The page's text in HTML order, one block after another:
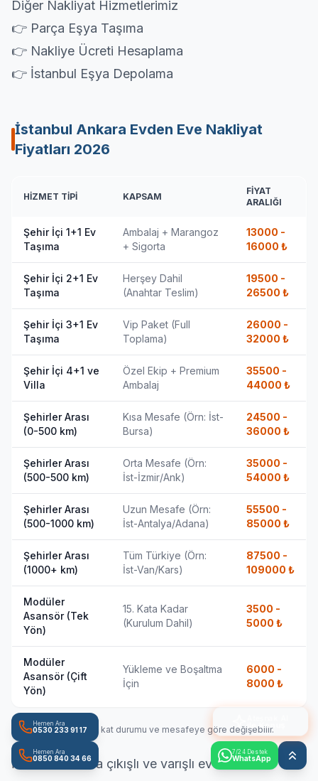
Diğer Nakliyat Hizmetlerimiz
👉 Parça Eşya Taşıma
👉 Nakliye Ücreti Hesaplama
👉 İstanbul Eşya Depolama
İstanbul Ankara Evden Eve Nakliyat
Fiyatları 2026
HIZMET TIPI KAPSAM
FIYAT
ARALIĞI
Şehir İçi 1+1 Ev
Taşıma
Ambalaj + Marangoz
+ Sigorta
13000 -
16000 ₺
Şehir İçi 2+1 Ev
Taşıma
Herşey Dahil
(Anahtar Teslim)
19500 -
26500 ₺
Şehir İçi 3+1 Ev
Taşıma
Vip Paket (Full
Toplama)
26000 -
32000 ₺
Şehir İçi 4+1 ve
Villa
Özel Ekip + Premium
Ambalaj
35500 -
44000 ₺
Şehirler Arası
(0-500 km)
Kısa Mesafe (Örn: İst-
Bursa)
24500 -
36000 ₺
Şehirler Arası
(500-500 km)
Orta Mesafe (Örn:
İst-İzmir/Ank)
35000 -
54000 ₺
Şehirler Arası
(500-1000 km)
Uzun Mesafe (Örn:
İst-Antalya/Adana)
55500 -
85000 ₺
Şehirler Arası
(1000+ km)
Tüm Türkiye (Örn:
İst-Van/Kars)
87500 -
109000 ₺
Modüler
Asansör (Tek
Yön)
15. Kata Kadar
(Kurulum Dahil)
3500 -
5000 ₺
Modüler
Asansör (Çift
Yön)
Yükleme ve Boşaltma
İçin
6000 -
8000 ₺
* Fiyatlar ortalamadır, kat durumu ve mesafeye göre değişebilir.
İstanbul Ankara çıkışlı ve varışlı evden eve
7/24 Destek
WhatsApp
ile Konuş
Hemen Ara
0530 233 91 17
Hemen Ara
0850 840 34 66